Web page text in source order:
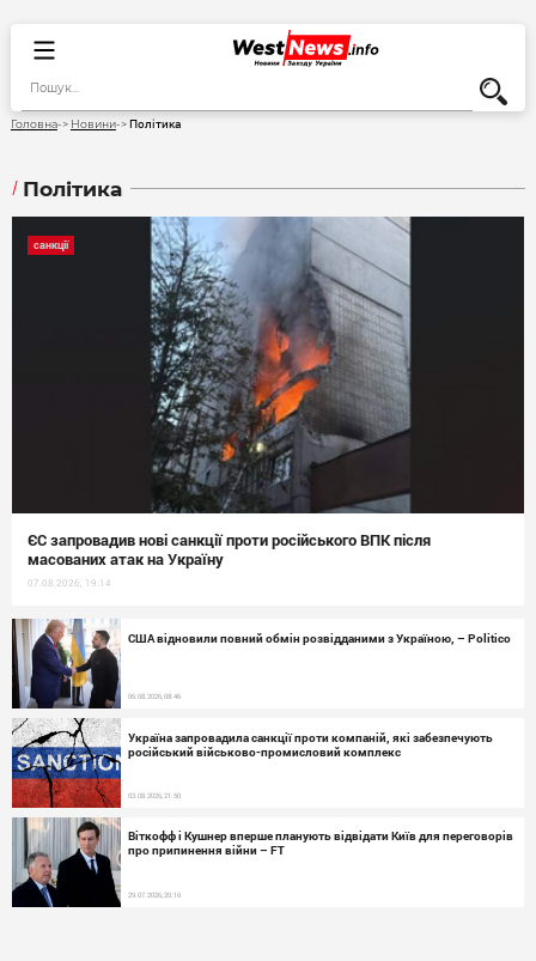
Головна Новини Політика
Політика
санкції
ЄС запровадив нові санкції проти російського ВПК після
масованих атак на Україну
07.08.2026, 19:14
США відновили повний обмін розвідданими з Україною, – Politico
06.08.2026, 08:46
Україна запровадила санкції проти компаній, які забезпечують
російський військово-промисловий комплекс
03.08.2026, 21:50
Віткофф і Кушнер вперше планують відвідати Київ для переговорів
про припинення війни – FT
29.07.2026, 20:16